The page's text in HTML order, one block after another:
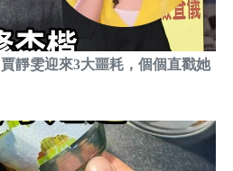
靜雯迎來3大噩耗，個個直戳她